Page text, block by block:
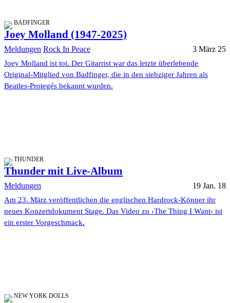
BADFINGER
Joey Molland (1947-2025)
Meldungen Rock In Peace 3 März 25
Joey Molland ist tot. Der Gitarrist war das letzte überlebende
Original-Mitglied von Badfinger, die in den siebziger Jahren als
Beatles-Protegés bekannt wurden.
THUNDER
Thunder mit Live-Album
Meldungen 19 Jan. 18
Am 23. März veröffentlichen die englischen Hardrock-Könner ihr
neues Konzertdokument Stage. Das Video zu ›The Thing I Want‹ ist
ein erster Vorgeschmack.
NEW YORK DOLLS